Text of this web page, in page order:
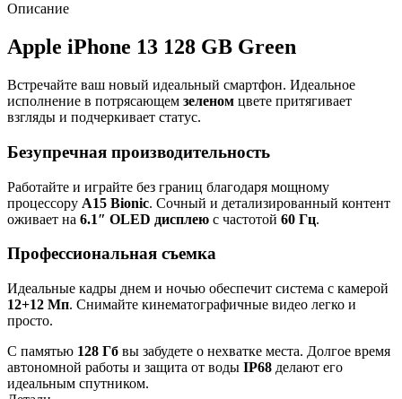
Описание
Apple iPhone 13 128 GB Green
Встречайте ваш новый идеальный смартфон. Идеальное
исполнение в потрясающем зеленом цвете притягивает
взгляды и подчеркивает статус.
Безупречная производительность
Работайте и играйте без границ благодаря мощному
процессору A15 Bionic. Сочный и детализированный контент
оживает на 6.1″ OLED дисплею с частотой 60 Гц.
Профессиональная съемка
Идеальные кадры днем и ночью обеспечит система с камерой
12+12 Мп. Снимайте кинематографичные видео легко и
просто.
С памятью 128 Гб вы забудете о нехватке места. Долгое время
автономной работы и защита от воды IP68 делают его
идеальным спутником.